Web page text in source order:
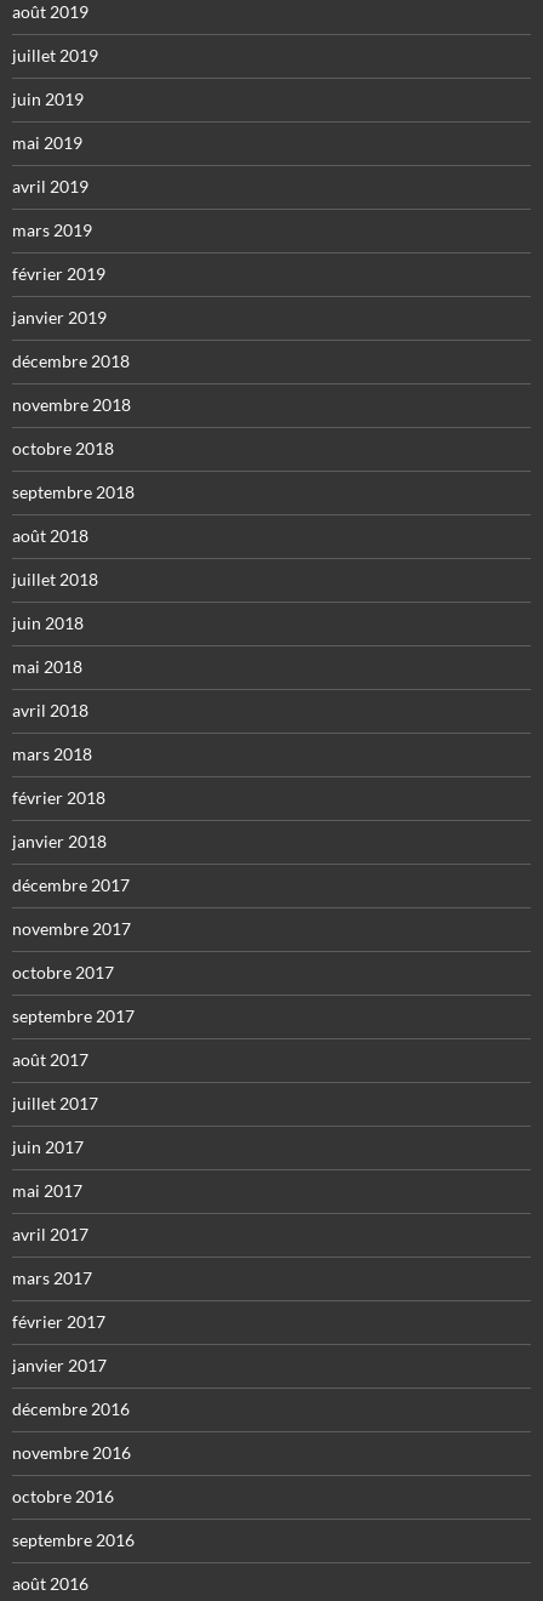
août 2019
juillet 2019
juin 2019
mai 2019
avril 2019
mars 2019
février 2019
janvier 2019
décembre 2018
novembre 2018
octobre 2018
septembre 2018
août 2018
juillet 2018
juin 2018
mai 2018
avril 2018
mars 2018
février 2018
janvier 2018
décembre 2017
novembre 2017
octobre 2017
septembre 2017
août 2017
juillet 2017
juin 2017
mai 2017
avril 2017
mars 2017
février 2017
janvier 2017
décembre 2016
novembre 2016
octobre 2016
septembre 2016
août 2016